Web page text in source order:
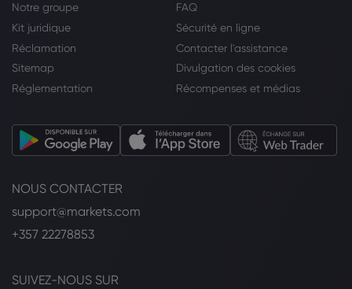
Notre groupe
FAQ
Kit juridique
Sécurité en ligne
Réclamation
Contacter l'assistance
Sitemap
Divulgation des cookies
Réglementation
Récompenses et médias
NOUS CONTACTER
support@markets.com
+357 22278853
SUIVEZ-NOUS SUR